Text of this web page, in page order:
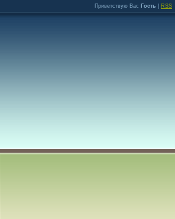
Приветствую Вас Гость RSS